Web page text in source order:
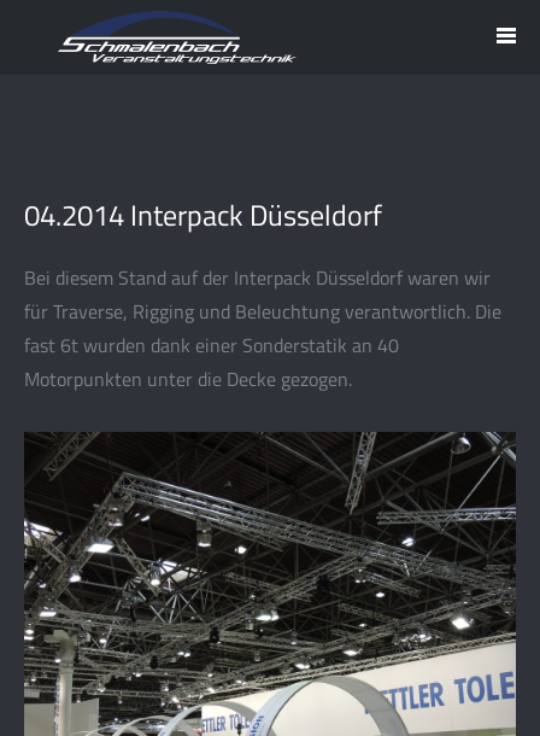
04.2014 Interpack Düsseldorf
Bei diesem Stand auf der Interpack Düsseldorf waren wir
für Traverse, Rigging und Beleuchtung verantwortlich. Die
fast 6t wurden dank einer Sonderstatik an 40
Motorpunkten unter die Decke gezogen.